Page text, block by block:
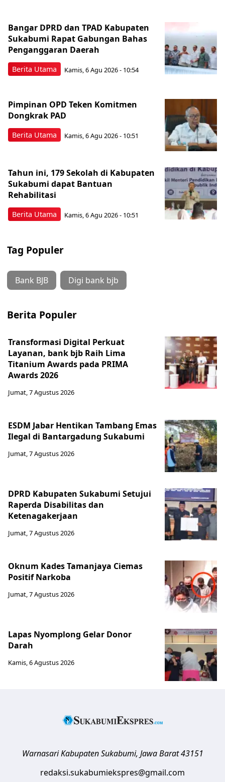
Berita Utama
Bangar DPRD dan TPAD Kabupaten
Sukabumi Rapat Gabungan Bahas
Penganggaran Daerah
Kamis, 6 Agu 2026 - 10:54
Berita Utama
Pimpinan OPD Teken Komitmen
Dongkrak PAD
Kamis, 6 Agu 2026 - 10:51
Berita Utama
Tahun ini, 179 Sekolah di Kabupaten
Sukabumi dapat Bantuan
Rehabilitasi
Kamis, 6 Agu 2026 - 10:51
Tag Populer
Bank BJB Digi bank bjb
Berita Populer
Transformasi Digital Perkuat
Layanan, bank bjb Raih Lima
Titanium Awards pada PRIMA
Awards 2026
Jumat, 7 Agustus 2026
ESDM Jabar Hentikan Tambang Emas
Ilegal di Bantargadung Sukabumi
Jumat, 7 Agustus 2026
DPRD Kabupaten Sukabumi Setujui
Raperda Disabilitas dan
Ketenagakerjaan
Jumat, 7 Agustus 2026
Oknum Kades Tamanjaya Ciemas
Positif Narkoba
Jumat, 7 Agustus 2026
Lapas Nyomplong Gelar Donor
Darah
Kamis, 6 Agustus 2026
Warnasari Kabupaten Sukabumi, Jawa Barat 43151
redaksi.sukabumiekspres@gmail.com